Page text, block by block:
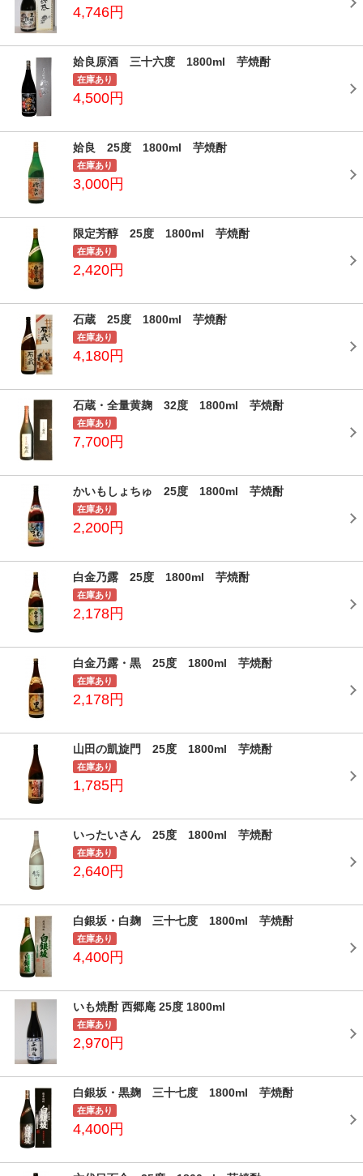
4,746円
姶良原酒 三十六度 1800ml 芋焼酎
在庫あり
4,500円
姶良 25度 1800ml 芋焼酎
在庫あり
3,000円
限定芳醇 25度 1800ml 芋焼酎
在庫あり
2,420円
石蔵 25度 1800ml 芋焼酎
在庫あり
4,180円
石蔵・全量黄麹 32度 1800ml 芋焼酎
在庫あり
7,700円
かいもしょちゅ 25度 1800ml 芋焼酎
在庫あり
2,200円
白金乃露 25度 1800ml 芋焼酎
在庫あり
2,178円
白金乃露・黒 25度 1800ml 芋焼酎
在庫あり
2,178円
山田の凱旋門 25度 1800ml 芋焼酎
在庫あり
1,785円
いったいさん 25度 1800ml 芋焼酎
在庫あり
2,640円
白銀坂・白麹 三十七度 1800ml 芋焼酎
在庫あり
4,400円
いも焼酎 西郷庵 25度 1800ml
在庫あり
2,970円
白銀坂・黒麹 三十七度 1800ml 芋焼酎
在庫あり
4,400円